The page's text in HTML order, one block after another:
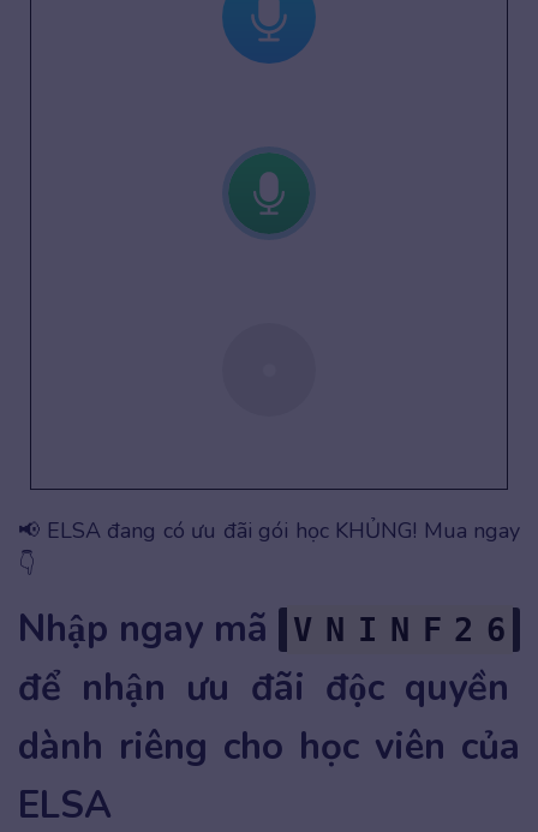
📢 ELSA đang có ưu đãi gói học KHỦNG! Mua ngay
👇
Nhập ngay mã V N I N F 2 6
để nhận ưu đãi độc quyền
dành riêng cho học viên của
ELSA